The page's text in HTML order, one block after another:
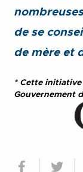
de se
de mère et
* Cette initiative
Gouvernement